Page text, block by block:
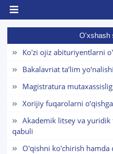
O'xshash
Ko'zi ojiz abituriyentlarni
Bakalavriat taʼlim yo‘nalishi
Magistratura
Xorijiy fuqarolarni
Akademik litsey va
qabuli
O'qishni ko'chirish hamda
TDYU qabul murojaatlari
Assalomu alaykum! TDYU
chatiga xush kelibsiz.
Qabul bo'yicha
chatda qoldiring.